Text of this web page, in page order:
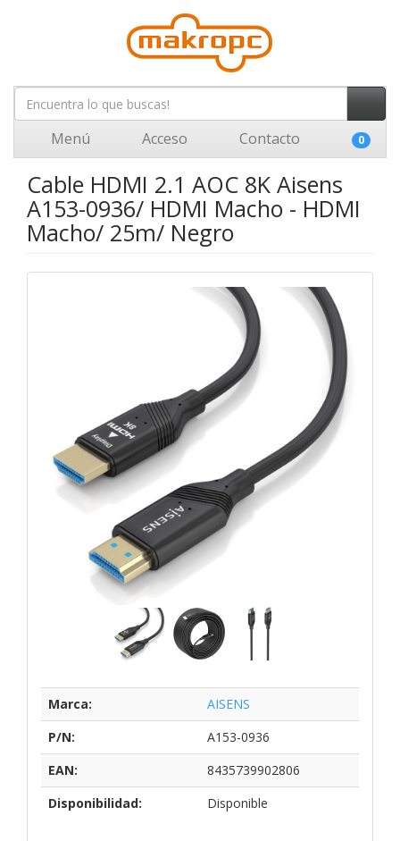
Menú Acceso Contacto 0
Cable HDMI 2.1 AOC 8K Aisens
A153-0936/ HDMI Macho - HDMI
Macho/ 25m/ Negro
Marca:
AISENS
P/N:
A153-0936
EAN:
8435739902806
Disponibilidad:
Disponible